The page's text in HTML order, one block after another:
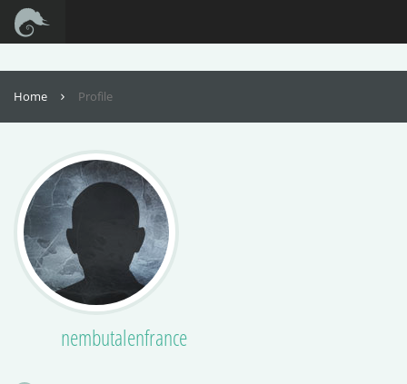
For full functionality of this site it is necessary to enable JavaScript. Here are
theinstructions how to enable JavaScript in your web browser
Home Profile
nembutalenfrance